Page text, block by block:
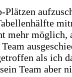
Plätzen
mehr möglich,
als ich
Team aber